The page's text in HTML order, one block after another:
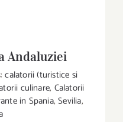
Andaluziei
Andaluziei
calatorii (turistice si
culinare, Calatorii
in Spania,Sevilia,